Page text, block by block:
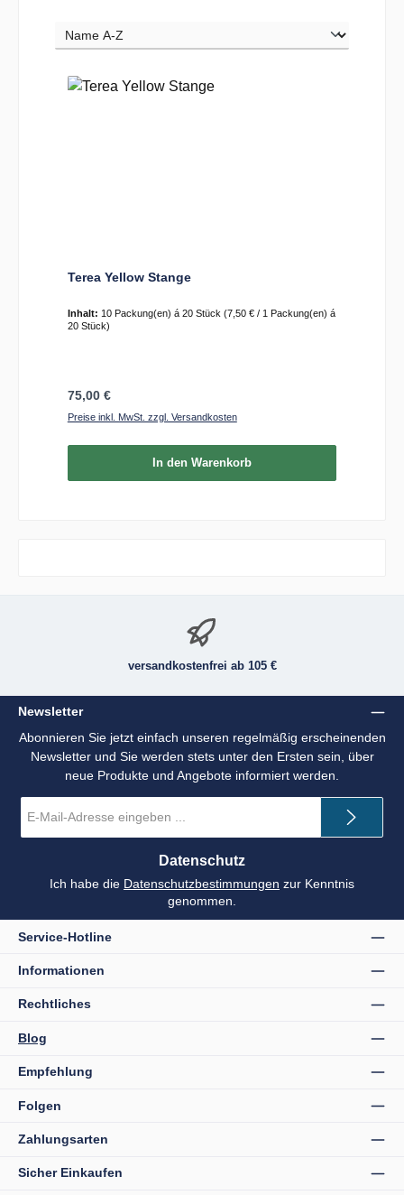
Terea Yellow Stange
Inhalt: 10 Packung(en) á 20 Stück (7,50 € / 1 Packung(en) á
20 Stück)
Regulärer Preis:
75,00 €
Preise inkl. MwSt. zzgl. Versandkosten
In den Warenkorb
versandkostenfrei ab 105 €
Newsletter
Abonnieren Sie jetzt einfach unseren regelmäßig erscheinenden
Newsletter und Sie werden stets unter den Ersten sein, über
neue Produkte und Angebote informiert werden.
Mail-
*
Datenschutz
Ich habe die Datenschutzbestimmungen zur Kenntnis
genommen.
Service-Hotline
Informationen
Rechtliches
Blog
Empfehlung
Folgen
Zahlungsarten
Sicher Einkaufen